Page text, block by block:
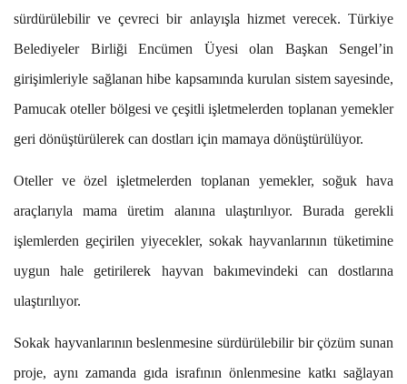
sürdürülebilir ve çevreci bir anlayışla hizmet verecek. Türkiye
Belediyeler Birliği Encümen Üyesi olan Başkan Sengel’in
girişimleriyle sağlanan hibe kapsamında kurulan sistem sayesinde,
Pamucak oteller bölgesi ve çeşitli işletmelerden toplanan yemekler
geri dönüştürülerek can dostları için mamaya dönüştürülüyor.
Oteller ve özel işletmelerden toplanan yemekler, soğuk hava
araçlarıyla mama üretim alanına ulaştırılıyor. Burada gerekli
işlemlerden geçirilen yiyecekler, sokak hayvanlarının tüketimine
uygun hale getirilerek hayvan bakımevindeki can dostlarına
ulaştırılıyor.
Sokak hayvanlarının beslenmesine sürdürülebilir bir çözüm sunan
proje, aynı zamanda gıda israfının önlenmesine katkı sağlayan